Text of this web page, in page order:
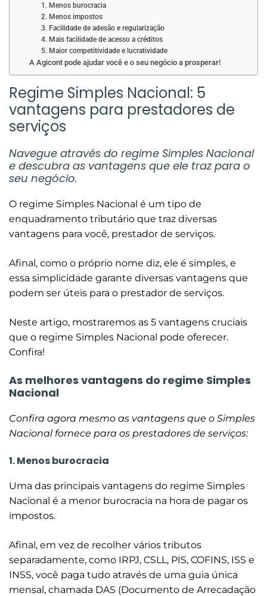
1. Menos burocracia
2. Menos impostos
3. Facilidade de adesão e regularização
4. Mais facilidade de acesso a créditos
5. Maior competitividade e lucratividade
A Agicont pode ajudar você e o seu negócio a prosperar!
Regime Simples Nacional: 5
vantagens para prestadores de
serviços
Navegue através do regime Simples Nacional
e descubra as vantagens que ele traz para o
seu negócio.
O regime Simples Nacional é um tipo de
enquadramento tributário que traz diversas
vantagens para você, prestador de serviços.
Afinal, como o próprio nome diz, ele é simples, e
essa simplicidade garante diversas vantagens que
podem ser úteis para o prestador de serviços.
Neste artigo, mostraremos as 5 vantagens cruciais
que o regime Simples Nacional pode oferecer.
Confira!
As melhores vantagens do regime Simples
Nacional
Confira agora mesmo as vantagens que o Simples
Nacional fornece para os prestadores de serviços:
1. Menos burocracia
Uma das principais vantagens do regime Simples
Nacional é a menor burocracia na hora de pagar os
impostos.
Afinal, em vez de recolher vários tributos
separadamente, como IRPJ, CSLL, PIS, COFINS, ISS e
INSS, você paga tudo através de uma guia única
mensal, chamada DAS (Documento de Arrecadação